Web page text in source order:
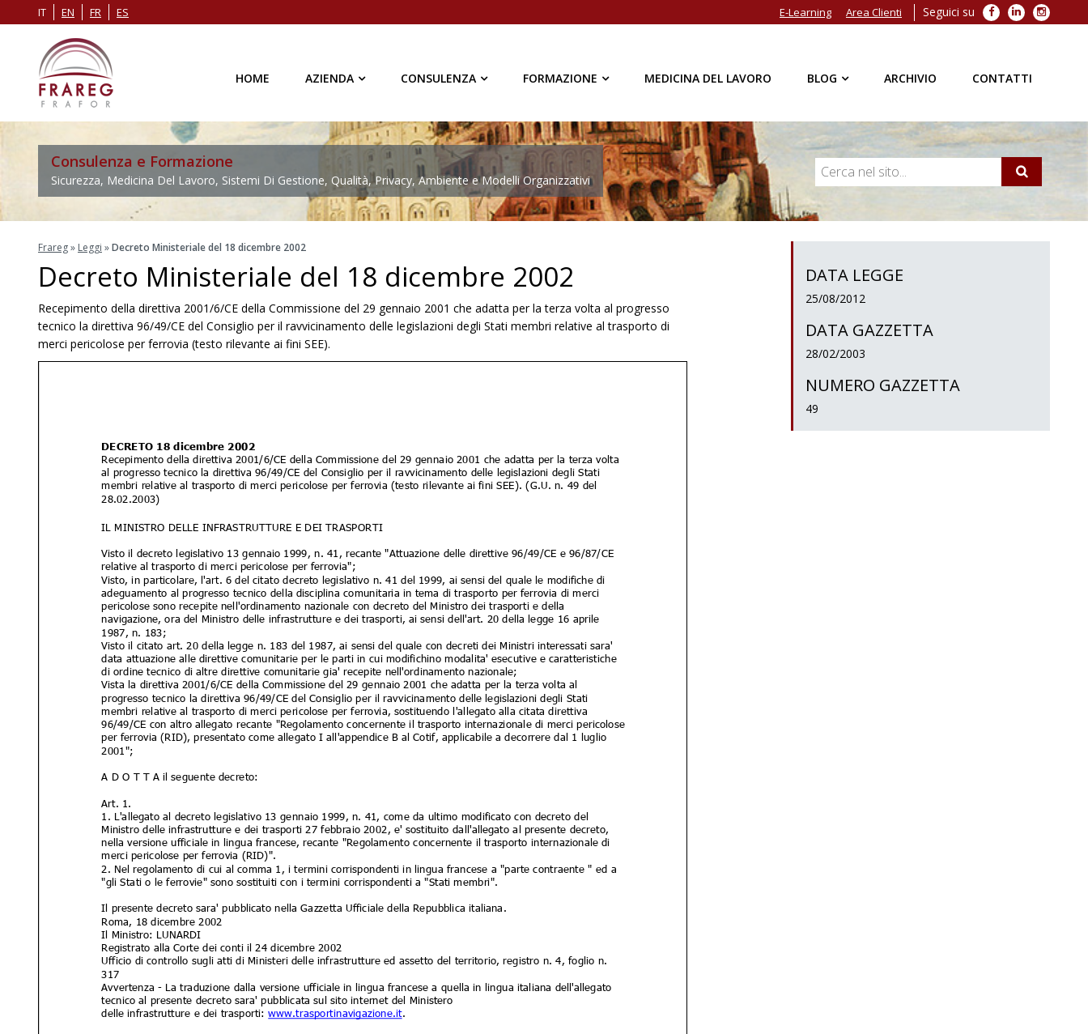
IT EN FR ES Seguici su Facebook
LinkedIn
E-Learning Area Clienti
HOME AZIENDA CONSULENZA FORMAZIONE MEDICINA DEL LAVORO BLOG ARCHIVIO CONTATTI
Consulenza e Formazione
Sicurezza, Medicina Del Lavoro, Sistemi Di Gestione, Qualità, Privacy, Ambiente e Modelli Organizzativi
Frareg» Leggi »Decreto Ministeriale del 18 dicembre 2002
Decreto Ministeriale del 18 dicembre 2002
Recepimento della direttiva 2001/6/CE della Commissione del 29 gennaio 2001 che adatta per la terza volta al progresso
tecnico la direttiva 96/49/CE del Consiglio per il ravvicinamento delle legislazioni degli Stati membri relative al trasporto di
merci pericolose per ferrovia (testo rilevante ai fini SEE).
DATA LEGGE
25/08/2012
DATA GAZZETTA
28/02/2003
NUMERO GAZZETTA
49